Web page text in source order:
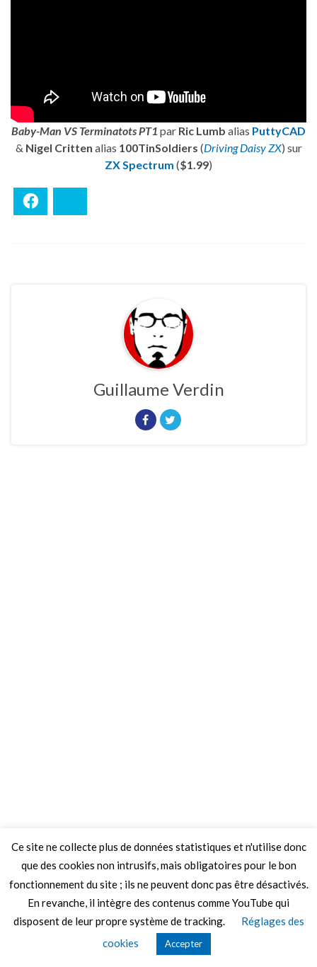
Baby-Man VS Terminatots PT1 par Ric Lumb alias PuttyCAD
& Nigel Critten alias 100TinSoldiers (Driving Daisy ZX) sur
ZX Spectrum ($1.99)
Guillaume Verdin
Ce site ne collecte plus de données statistiques et n'utilise donc
que des cookies non intrusifs, mais obligatoires pour le bon
fonctionnement du site ; ils ne peuvent donc pas être désactivés.
En revanche, il intègre des contenus comme YouTube qui
disposent de leur propre système de tracking.
Réglages des
cookies
Accepter